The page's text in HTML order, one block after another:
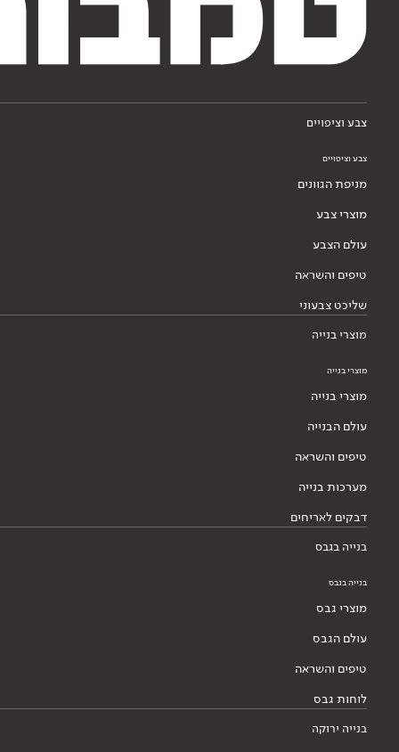
צבע וציפויים
צבע וציפויים
מניפת הגוונים
מוצרי צבע
עולם הצבע
טיפים והשראה
שליכט צבעוני
מוצרי בנייה
מוצרי בנייה
מוצרי בנייה
עולם הבנייה
טיפים והשראה
מערכות בנייה
דבקים לאריחים
בנייה בגבס
בנייה בגבס
מוצרי גבס
עולם הגבס
טיפים והשראה
לוחות גבס
בנייה ירוקה